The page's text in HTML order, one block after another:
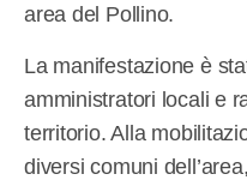
area del Pollino.
La manifestazione è
amministratori locali e
territorio. Alla
diversi comuni